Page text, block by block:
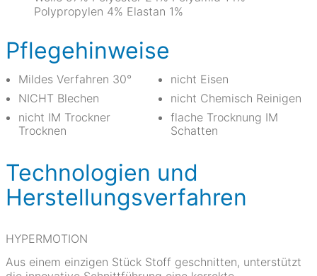
Polypropylen 4% Elastan 1%
Pflegehinweise
Mildes Verfahren 30°
NICHT Blechen
nicht IM Trockner
Trocknen
nicht Eisen
nicht Chemisch Reinigen
flache Trocknung IM
Schatten
Technologien und
Herstellungsverfahren
HYPERMOTION
Aus einem einzigen Stück Stoff geschnitten, unterstützt